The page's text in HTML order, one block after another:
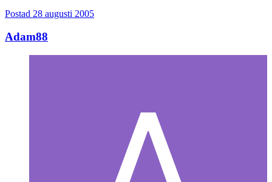
Postad 28 augusti 2005
Adam88